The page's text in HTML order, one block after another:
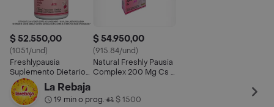
$ 52.550,00
(1051/und)
Freshlypausia
Suplemento Dietario
(50 mg) 50 Cápsulas
$ 54.950,00
(915.84/und)
Natural Freshly Pausia
Complex 200 Mg Cs X
La Rebaja
19 min o prog.• $ 1500